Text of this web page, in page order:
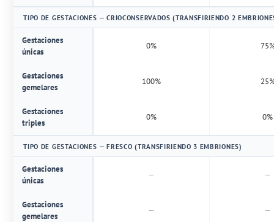
TIPO DE GESTACIONES — CRIOCONSERVADOS (TRANSFIRIENDO 2
Gestaciones
únicas
0%
Gestaciones
gemelares
100%
Gestaciones
triples
0% 0%
TIPO DE GESTACIONES — FRESCO (TRANSFIRIENDO 3 EMBRIONES)
Gestaciones
únicas
— —
Gestaciones
gemelares
— —